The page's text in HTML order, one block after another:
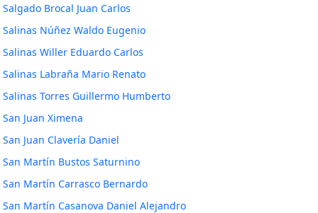
Salgado Brocal Juan Carlos
Salinas Núñez Waldo Eugenio
Salinas Willer Eduardo Carlos
Salinas Labraña Mario Renato
Salinas Torres Guillermo Humberto
San Juan Ximena
San Juan Clavería Daniel
San Martín Bustos Saturnino
San Martín Carrasco Bernardo
San Martín Casanova Daniel Alejandro